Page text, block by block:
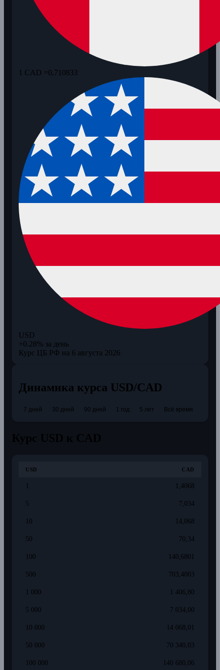
1 CAD =0,710833
USD
+0.28% за день
Курс ЦБ РФ на 6 августа 2026
Динамика курса USD/CAD
7 дней 30 дней 90 дней 1 год 5 лет Всё время
USD CAD
1 1,4068
5 7,034
10 14,068
50 70,34
100 140,6801
500 703,4003
1 000 1 406,80
5 000 7 034,00
10 000 14 068,01
50 000 70 340,03
100 000 140 680,06